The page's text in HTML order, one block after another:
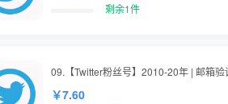
剩余1件
09.【Twitter粉丝号】2010-20年 | 邮箱
￥7.60